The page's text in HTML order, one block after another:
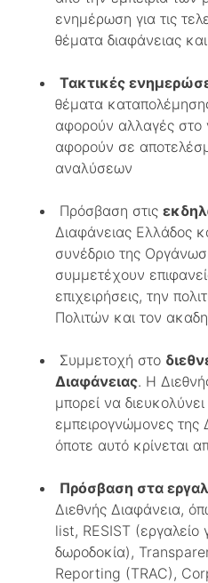
ενημέρωση για τις
θέματα διαφάνειας
Τακτικές
θέματα
αφορούν αλλαγές στο
αφορούν σε
αναλύσεων
Πρόσβαση στις
Διαφάνειας Ελλάδος
συνέδριο της
συμμετέχουν
επιχειρήσεις, την
Πολιτών και τον
Συμμετοχή στο
Διαφάνειας. Η
μπορεί να
εμπειρογνώμονες
όποτε αυτό κρίνεται
Πρόσβαση στα
Διεθνής Διαφάνεια,
list, RESIST (εργαλείο
δωροδοκία),
Reporting (TRAC),